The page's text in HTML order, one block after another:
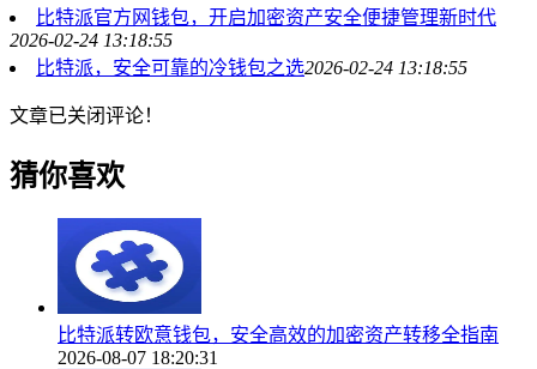
比特派官方网钱包，开启加密资产安全便捷管理新时代
2026-02-24 13:18:55
比特派，安全可靠的冷钱包之选2026-02-24 13:18:55
文章已关闭评论！
猜你喜欢
比特派转欧意钱包，安全高效的加密资产转移全指南
2026-08-07 18:20:31